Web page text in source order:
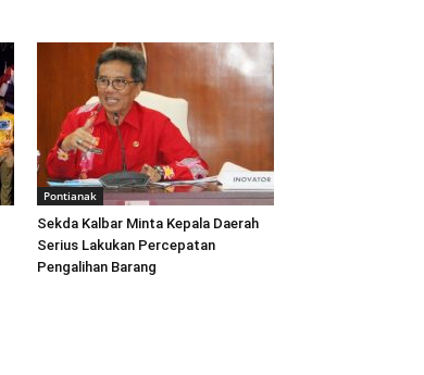
Pontianak
Sekda Kalbar Minta Kepala Daerah
Serius Lakukan Percepatan
Pengalihan Barang